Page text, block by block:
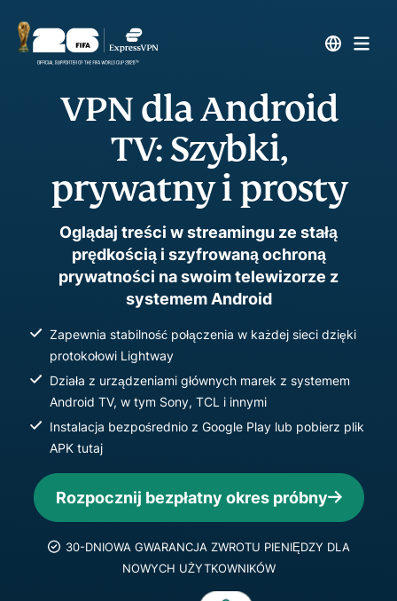
VPN dla Android
TV: Szybki,
prywatny i prosty
Oglądaj treści w streamingu ze stałą
prędkością i szyfrowaną ochroną
prywatności na swoim telewizorze z
systemem Android
Zapewnia stabilność połączenia w każdej sieci dzięki
protokołowi Lightway
Działa z urządzeniami głównych marek z systemem
Android TV, w tym Sony, TCL i innymi
Instalacja bezpośrednio z Google Play lub pobierz plik
APK tutaj
Rozpocznij bezpłatny okres próbny
30-DNIOWA GWARANCJA ZWROTU PIENIĘDZY DLA
NOWYCH UŻYTKOWNIKÓW